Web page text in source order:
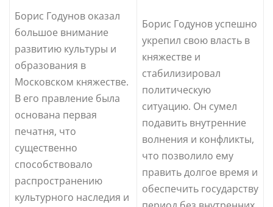
Борис Годунов оказал
большое внимание
развитию культуры и
образования в
Московском княжестве.
В его правление была
основана первая
печатня, что
существенно
способствовало
распространению
культурного наследия и
Борис Годунов успешно
укрепил свою власть в
княжестве и
стабилизировал
политическую
ситуацию. Он сумел
подавить внутренние
волнения и конфликты,
что позволило ему
править долгое время и
обеспечить государству